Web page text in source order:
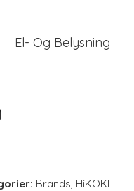
El- Og Belysning
Brands, HiKOKI